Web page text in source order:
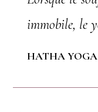
immobile, le
HATHA